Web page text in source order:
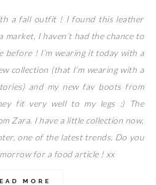
a fall outfit ! I found this leather
I haven’t had the chance to
before ! I’m wearing it today with a
collection (that I’m wearing with a
and my new fav boots from
fit very well to my legs :) The
Zara. I have a little collection now,
one of the latest trends. Do you
for a food article ! xx
MORE